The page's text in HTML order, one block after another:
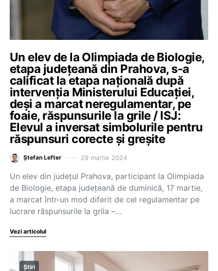
Un elev de la Olimpiada de Biologie,
etapa județeană din Prahova, s-a
calificat la etapa națională după
intervenția Ministerului Educației,
deși a marcat neregulamentar, pe
foaie, răspunsurile la grile / ISJ:
Elevul a inversat simbolurile pentru
răspunsuri corecte și greșite
Ștefan Lefter 29 martie 2024
Un elev din județul Prahova, participant la Olimpiada
de Biologie, etapa județeană de duminică, 17 martie,
a marcat într-un mod diferit de cel regulamentar pe
lucrare răspunsurile la grila –…
Vezi articolul
Știri